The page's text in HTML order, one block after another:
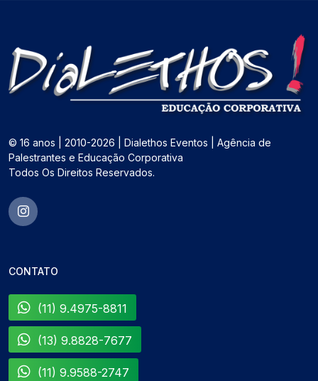
© 16 anos | 2010-2026 | Dialethos Eventos | Agência de
Palestrantes e Educação Corporativa
Todos Os Direitos Reservados.
CONTATO
(11) 9.4975-8811
(13) 9.8828-7677
(11) 9.9588-2747